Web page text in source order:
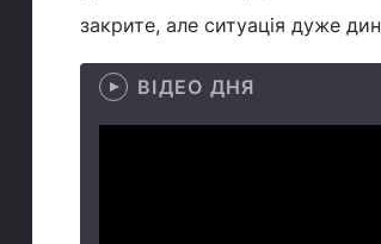
закрите, але ситуація дуже
ВІДЕО ДНЯ